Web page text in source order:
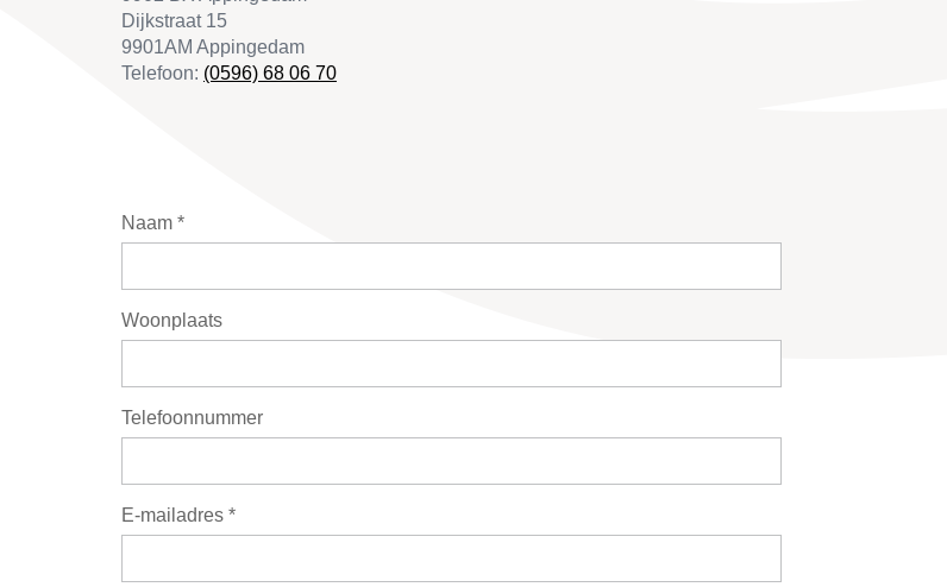
Dijkstraat 15
9901AM Appingedam
Telefoon: (0596) 68 06 70
Naam *
Woonplaats
Telefoonnummer
E-mailadres *